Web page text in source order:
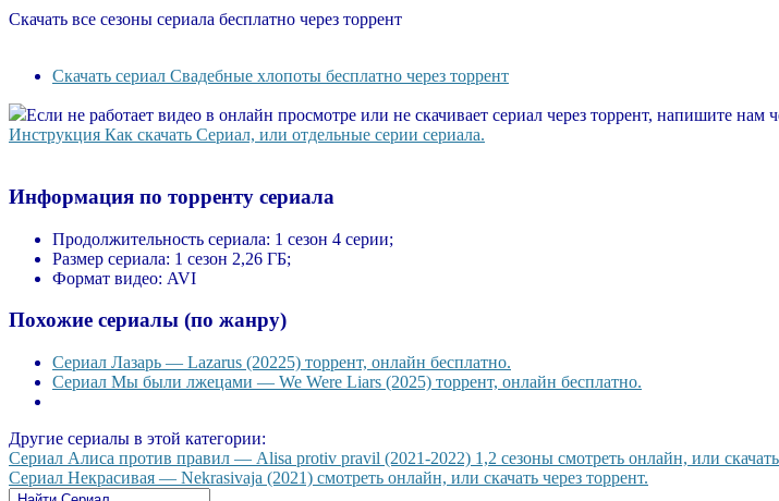
Скачать все сезоны сериала бесплатно через торрент
Скачать сериал Свадебные хлопоты бесплатно через торрент
Если не работает видео в онлайн просмотре или не скачивает сериал через торрент, напишите
Инструкция Как скачать Сериал, или отдельные серии сериала.
Информация по торренту сериала
Продолжительность сериала: 1 сезон 4 серии;
Размер сериала: 1 сезон 2,26 ГБ;
Формат видео: AVI
Похожие сериалы (по жанру)
Сериал Лазарь — Lazarus (20225) торрент, онлайн бесплатно.
Сериал Мы были лжецами — We Were Liars (2025) торрент, онлайн бесплатно.
Другие сериалы в этой категории:
Сериал Алиса против правил — Alisa protiv pravil (2021-2022) 1,2 сезоны смотреть онлайн, или скачать
Сериал Некрасивая — Nekrasivaja (2021) смотреть онлайн, или скачать через торрент.